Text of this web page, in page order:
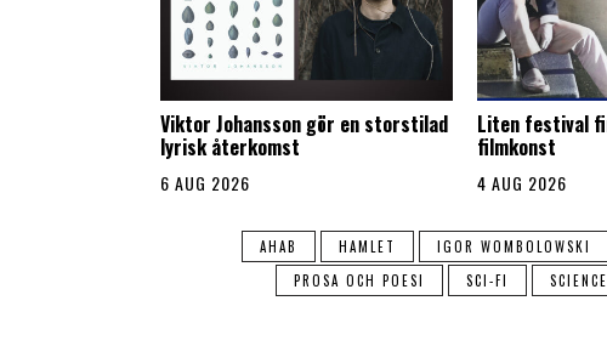
Viktor Johansson gör en storstilad
lyrisk återkomst
6 AUG 2026
Liten festival
filmkonst
4 AUG 2026
AHAB HAMLET IGOR WOMBOLOWSKI
PROSA OCH POESI
SCI-FI